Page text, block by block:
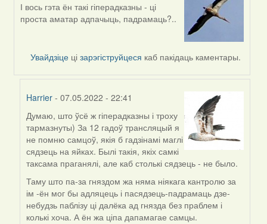
In
reply
Harrier
І вось гэта ён такі гіперадказны - ці
проста аматар адпачыць, падрамаць?..
Увайдзіце цізарэгіструйцеся каб пакідаць каментары.
Harrier - 07.05.2022 - 22:41
In
reply
to
by
Lighty
Думаю, што ўсё ж гіперадказны і троху
тармазнуты) За 12 гадоў трансляцый я
не помню самцоў, якія б гадзінамі маглі
сядзець на яйках. Былі такія, якіх самкі
таксама праганялі, але каб столькі сядзець - не было.
Таму што па-за гняздом жа няма ніякага кантролю за
ім -ён мог бы адляцець і пасядзець-падрамаць дзе-
небудзь паблізу ці далёка ад гнязда без праблем і
колькі хоча. А ён жа ціпа дапамагае самцы.